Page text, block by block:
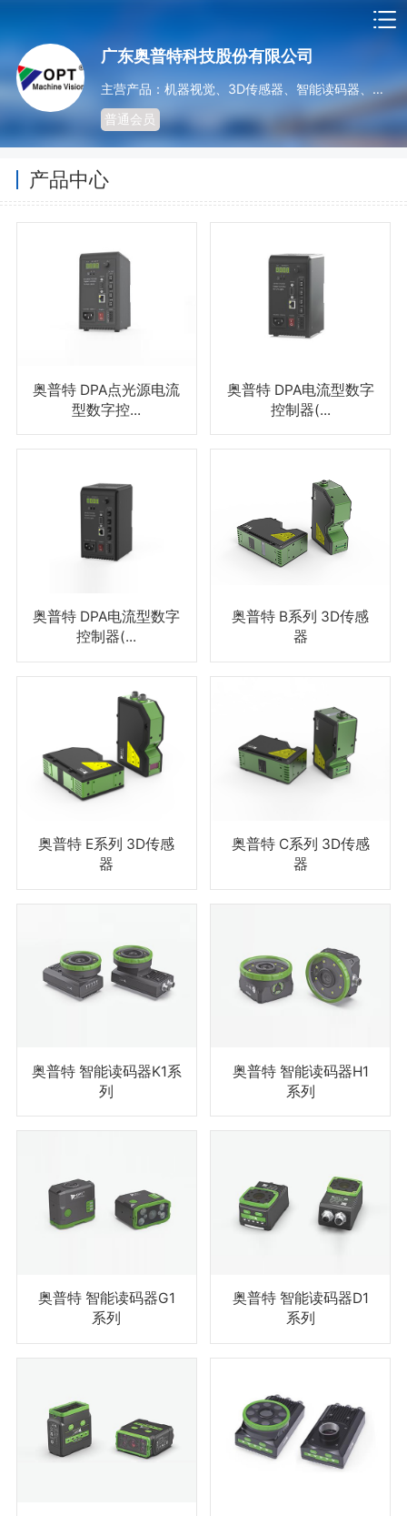
广东奥普特科技股份有限公司
主营产品：机器视觉、3D传感器、智能读码器、光源系列、非标光源定制、控制器、镜头系列、工业相机系列
普通会员
产品中心
奥普特 DPA点光源电流
型数字控...
奥普特 DPA电流型数字
控制器(...
奥普特 DPA电流型数字
控制器(...
奥普特 B系列 3D传感
器
奥普特 E系列 3D传感
器
奥普特 C系列 3D传感
器
奥普特 智能读码器K1系
列
奥普特 智能读码器H1
系列
奥普特 智能读码器G1
系列
奥普特 智能读码器D1
系列